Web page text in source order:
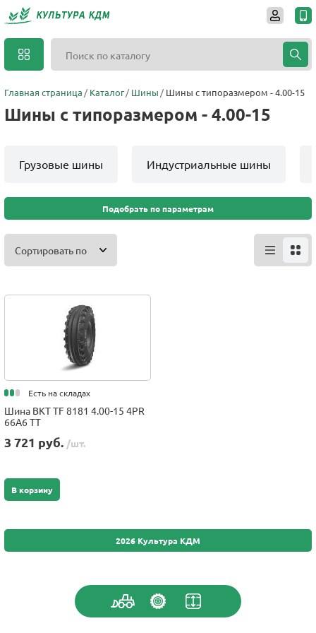
Главная страница Каталог Шины Шины с типоразмером - 4.00-15
Шины с типоразмером - 4.00-15
Грузовые шины Индустриальные шины
Подобрать по параметрам
Сортировать по
Есть на складах
Шина BKT TF 8181 4.00-15 4PR
66A6 TT
3 721 руб. /шт.
В корзину
2026 Культура КДМ